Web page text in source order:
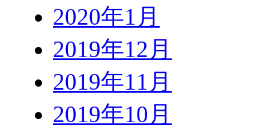
2020年1月
2019年12月
2019年11月
2019年10月